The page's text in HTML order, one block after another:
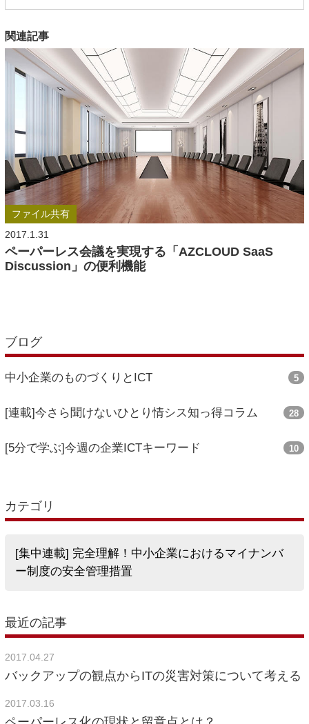
関連記事
ファイル共有
2017.1.31
ペーパーレス会議を実現する「AZCLOUD SaaS
Discussion」の便利機能
ブログ
中小企業のものづくりとICT 5
[連載]今さら聞けないひとり情シス知っ得コラム 28
[5分で学ぶ]今週の企業ICTキーワード 10
カテゴリ
[集中連載] 完全理解！中小企業におけるマイナンバ
ー制度の安全管理措置
最近の記事
2017.04.27
バックアップの観点からITの災害対策について考える
2017.03.16